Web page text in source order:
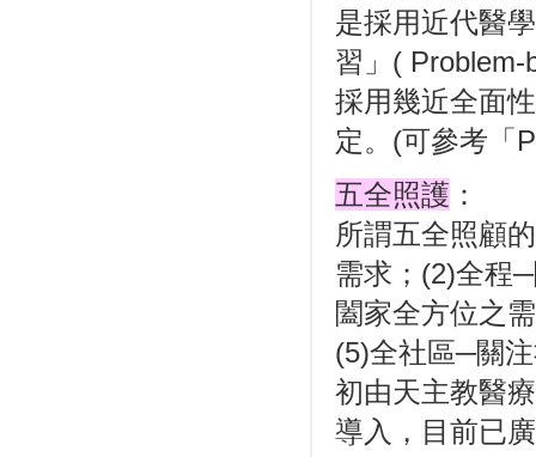
是採用近代醫
習」( Problem-
採用幾近全面
定。 (可參考「
五全照護 ：
所謂五全照顧
需求；(2)全程
闔家全方位之
(5)全社區─關
初由天主教醫
導入，目前已